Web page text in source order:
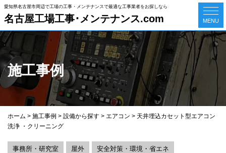
MENU
愛知県名古屋市周辺で工場の工事・メンテナンスで最適な工事業者をお探しなら
名古屋工場工事･メンテナンス.com
施工事例
ホーム > 施工事例 > 設備から探す > エアコン > 天井埋込カセット型エアコン
洗浄 ・クリーニング
事務所・研究室 屋外 安全対策・環境・省エネ